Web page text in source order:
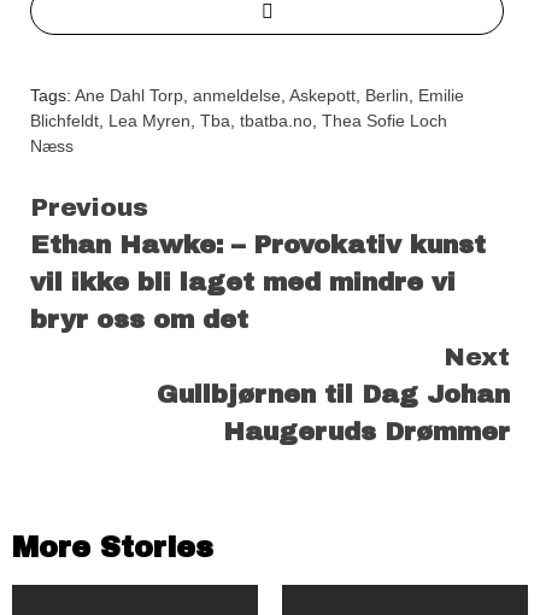
Tags: Ane Dahl Torp anmeldelse Askepott Berlin
Emilie
Blichfeldt Lea Myren Tba tbatba.no Thea Sofie Loch
Næss
Continue
Reading
Previous
Ethan Hawke: – Provokativ kunst
vil ikke bli laget med mindre vi
bryr oss om det
Next
Gullbjørnen til Dag Johan
Haugeruds Drømmer
More Stories